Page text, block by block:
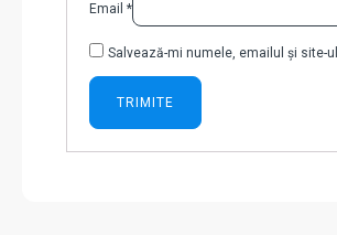
Email *
Salvează-mi numele, emailul și site-